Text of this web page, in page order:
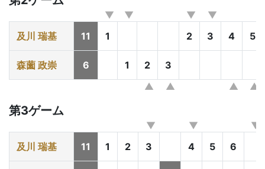
及川 瑞基 11 1 2 3 4 5
森薗 政崇 6 1 2 3
第3ゲーム
及川 瑞基 11 1 2 3 4 5 6